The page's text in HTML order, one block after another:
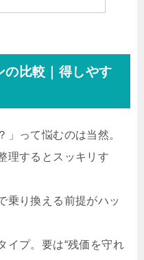
の比較｜得しやす
」って悩むのは当然。
理するとスッキリす
乗り換える前提がハッ
イプ。要は“残価を守れ